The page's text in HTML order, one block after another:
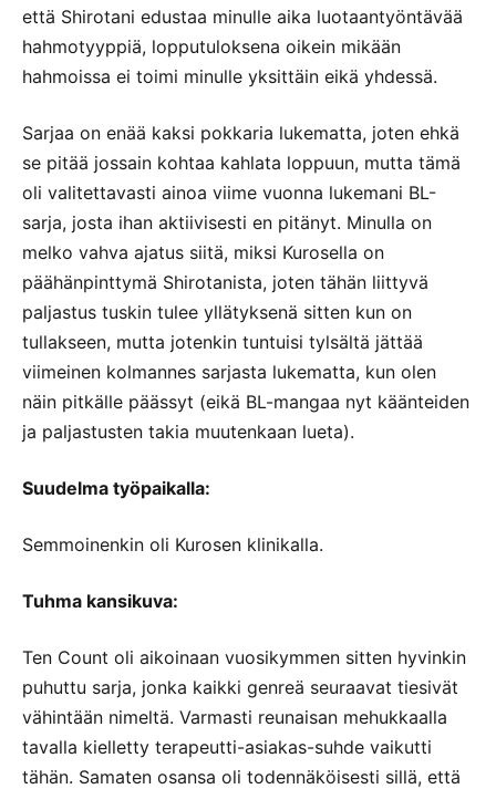
että Shirotani edustaa minulle aika luotaantyöntävää
hahmotyyppiä, lopputuloksena oikein mikään
hahmoissa ei toimi minulle yksittäin eikä yhdessä.
Sarjaa on enää kaksi pokkaria lukematta, joten ehkä
se pitää jossain kohtaa kahlata loppuun, mutta tämä
oli valitettavasti ainoa viime vuonna lukemani BL-
sarja, josta ihan aktiivisesti en pitänyt. Minulla on
melko vahva ajatus siitä, miksi Kurosella on
päähänpinttymä Shirotanista, joten tähän liittyvä
paljastus tuskin tulee yllätyksenä sitten kun on
tullakseen, mutta jotenkin tuntuisi tylsältä jättää
viimeinen kolmannes sarjasta lukematta, kun olen
näin pitkälle päässyt (eikä BL-mangaa nyt käänteiden
ja paljastusten takia muutenkaan lueta).
Suudelma työpaikalla:
Semmoinenkin oli Kurosen klinikalla.
Tuhma kansikuva:
Ten Count oli aikoinaan vuosikymmen sitten hyvinkin
puhuttu sarja, jonka kaikki genreä seuraavat tiesivät
vähintään nimeltä. Varmasti reunaisan mehukkaalla
tavalla kielletty terapeutti-asiakas-suhde vaikutti
tähän. Samaten osansa oli todennäköisesti sillä, että